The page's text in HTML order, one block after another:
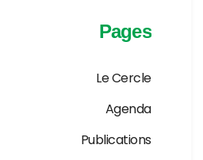
Pages
Le Cercle
Agenda
Publications